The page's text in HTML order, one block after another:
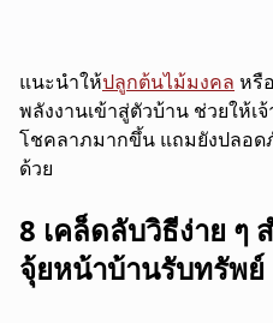
แนะนำให้ปลูกต้นไม้มงคล หรื
พลังงานเข้าสู่ตัวบ้าน ช่วยให้เ
โชคลาภมากขึ้น แถมยังปลอ
ด้วย
8 เคล็ดลับวิธีง่าย ๆ
จุ้ยหน้าบ้านรับทรัพย์